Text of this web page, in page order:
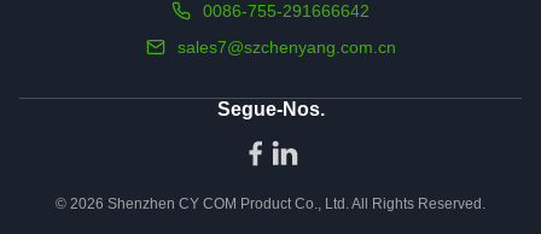
0086-755-291666642
sales7@szchenyang.com.cn
Segue-Nos.
© 2026 Shenzhen CY COM Product Co., Ltd. All Rights Reserved.